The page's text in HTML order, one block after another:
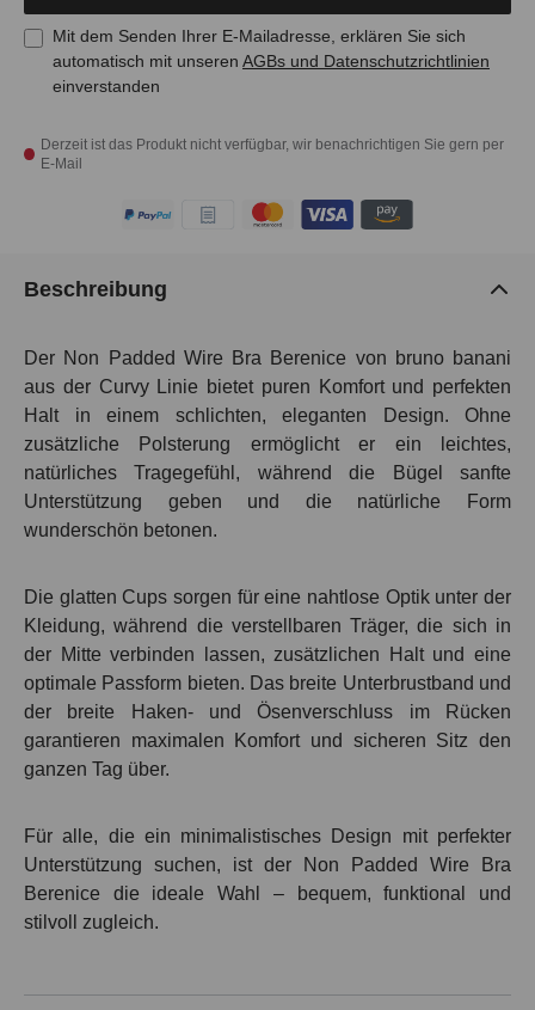
Derzeit ist das Produkt nicht verfügbar, wir benachrichtigen Sie gern per
E-Mail
Mit dem Senden Ihrer E-Mailadresse, erklären Sie sich
automatisch mit unseren AGBs und Datenschutzrichtlinien
einverstanden
Beschreibung
Der Non Padded Wire Bra Berenice von bruno banani
aus der Curvy Linie bietet puren Komfort und perfekten
Halt in einem schlichten, eleganten Design. Ohne
zusätzliche Polsterung ermöglicht er ein leichtes,
natürliches Tragegefühl, während die Bügel sanfte
Unterstützung geben und die natürliche Form
wunderschön betonen.
Die glatten Cups sorgen für eine nahtlose Optik unter der
Kleidung, während die verstellbaren Träger, die sich in
der Mitte verbinden lassen, zusätzlichen Halt und eine
optimale Passform bieten. Das breite Unterbrustband und
der breite Haken- und Ösenverschluss im Rücken
garantieren maximalen Komfort und sicheren Sitz den
ganzen Tag über.
Für alle, die ein minimalistisches Design mit perfekter
Unterstützung suchen, ist der
Non Padded Wire Bra
Berenice die ideale Wahl – bequem, funktional und
stilvoll zugleich.